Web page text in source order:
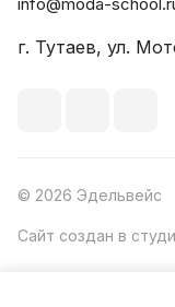
г. Тутаев, ул.
© 2026 Эдельвейс
Сайт создан в